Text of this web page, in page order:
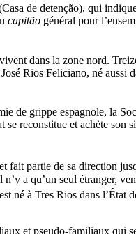
Casa de detenção), qui
capitão général pour
dans la zone nord.
Rios Feliciano, né aussi
de grippe espagnole, la
reconstitue et achète son
fait partie de sa direction
a qu’un seul étranger,
né à Tres Rios dans l’État
et pseudo-familiaux qui